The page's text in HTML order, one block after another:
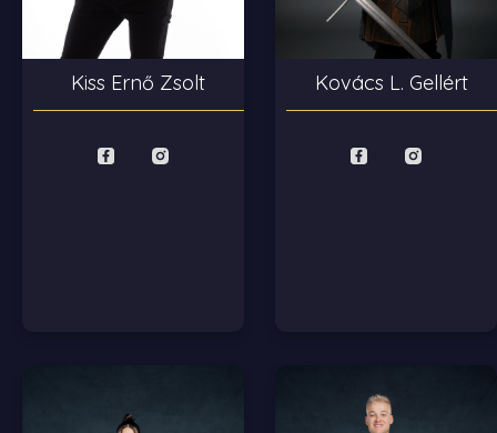
Kiss Ernő Zsolt Kovács L. Gellért